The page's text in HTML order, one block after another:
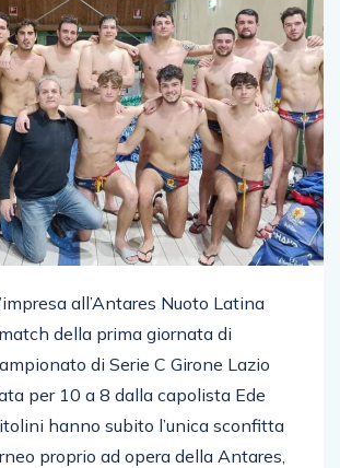
all’Antares Nuoto Latina
della prima giornata di
di Serie C Girone Lazio
per 10 a 8 dalla capolista Ede
hanno subito l’unica sconfitta
proprio ad opera della Antares,